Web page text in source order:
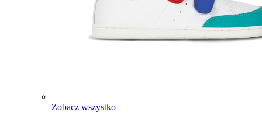
Zobacz wszystko